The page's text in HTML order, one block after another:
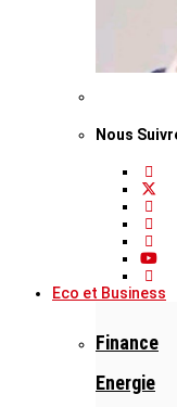
Nous
Eco et Business
Finance
Energie